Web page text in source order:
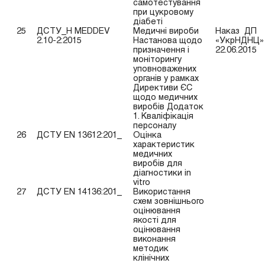
самотестування
при цукровому
діабеті
25
ДСТУ_Н MEDDEV
2.10-2:2015
Медичні вироби
Настанова щодо
призначення і
моніторингу
уповноважених
органів у рамках
Директиви ЄС
щодо медичних
виробів Додаток
1. Кваліфікація
персоналу
Наказ ДП
«УкрНДНЦ»
22.06.2015
26 ДСТУ EN 13612:201_
Оцінка
характеристик
медичних
виробів для
діагностики in
vitro
27
ДСТУ EN 14136:201_
Використання
схем зовнішнього
оцінювання
якості для
оцінювання
виконання
методик
клінічних